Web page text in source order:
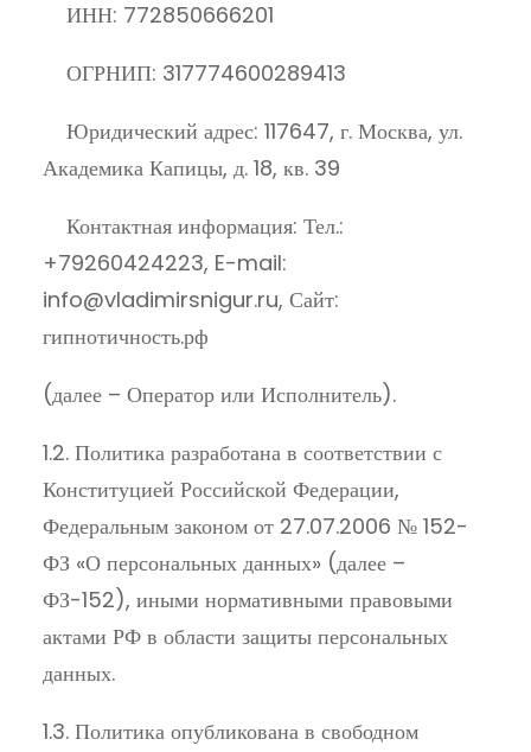
ИНН: 772850666201
ОГРНИП: 317774600289413
Юридический адрес: 117647, г. Москва, ул.
Академика Капицы, д. 18, кв. 39
Контактная информация: Тел.:
+79260424223, E-mail:
info@vladimirsnigur.ru, Сайт:
гипнотичность.рф
(далее – Оператор или Исполнитель).
1.2. Политика разработана в соответствии с
Конституцией Российской Федерации,
Федеральным законом от 27.07.2006 № 152-
ФЗ «О персональных данных» (далее –
ФЗ-152), иными нормативными правовыми
актами РФ в области защиты персональных
данных.
1.3. Политика опубликована в свободном